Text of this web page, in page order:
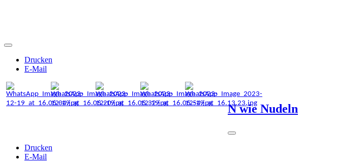
Drucken
E-Mail
N wie Nudeln
Drucken
E-Mail